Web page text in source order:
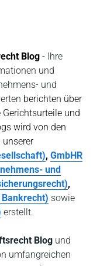
Blog - Ihre
und
und
berichten über
und
wird von den
, GmbHR
und
,
sowie
erstellt.
Blog und
umfangreichen